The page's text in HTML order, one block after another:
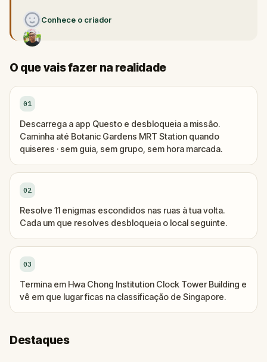
Conhece o criador
O que vais fazer na realidade
01
Descarrega a app Questo e desbloqueia a missão.
Caminha até Botanic Gardens MRT Station quando
quiseres · sem guia, sem grupo, sem hora marcada.
02
Resolve 11 enigmas escondidos nas ruas à tua volta.
Cada um que resolves desbloqueia o local seguinte.
03
Termina em Hwa Chong Institution Clock Tower Building e
vê em que lugar ficas na classificação de Singapore.
Destaques